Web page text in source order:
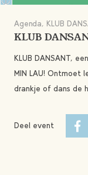
Agenda, KLUB
KLUB
KLUB DANSANT,
MIN LAU! Ontmoet
drankje of dans de
Deel event